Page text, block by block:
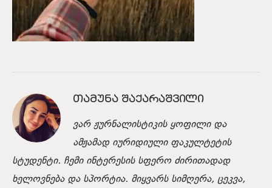
ᲗᲐᲛᲣᲜᲐ ᲨᲐᲥᲐᲠᲐᲨᲕᲘᲚᲘ
ვარ ჟურნალისტიკის ყოფილი და
ამჟამად იურიდიული ფაკულტეტის
სტუდენტი. ჩემი ინტერესის სფერო ძირითადად
ხელოვნება და სპორტია. მიყვარს სიმღერა, ცეკვა,